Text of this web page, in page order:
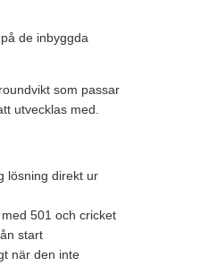
de inbyggda
som passar
utvecklas med.
lösning direkt ur
501 och cricket
start
när den inte